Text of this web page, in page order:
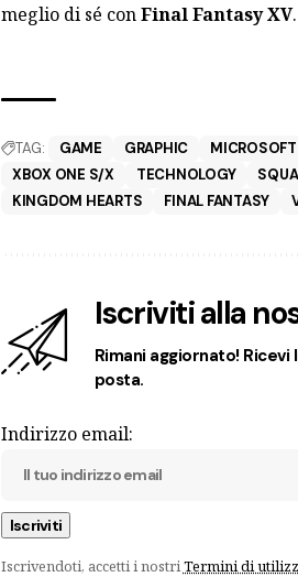
meglio di sé conFinal Fantasy XV.
TAG: GAME GRAPHIC MICROSOFT
XBOX ONE S/X
TECHNOLOGY
KINGDOM HEARTS
FINAL FANTASY
Iscriviti alla
Rimani aggiornato!
posta.
Indirizzo email:
Iscrivendoti, accetti i nostriTermini di